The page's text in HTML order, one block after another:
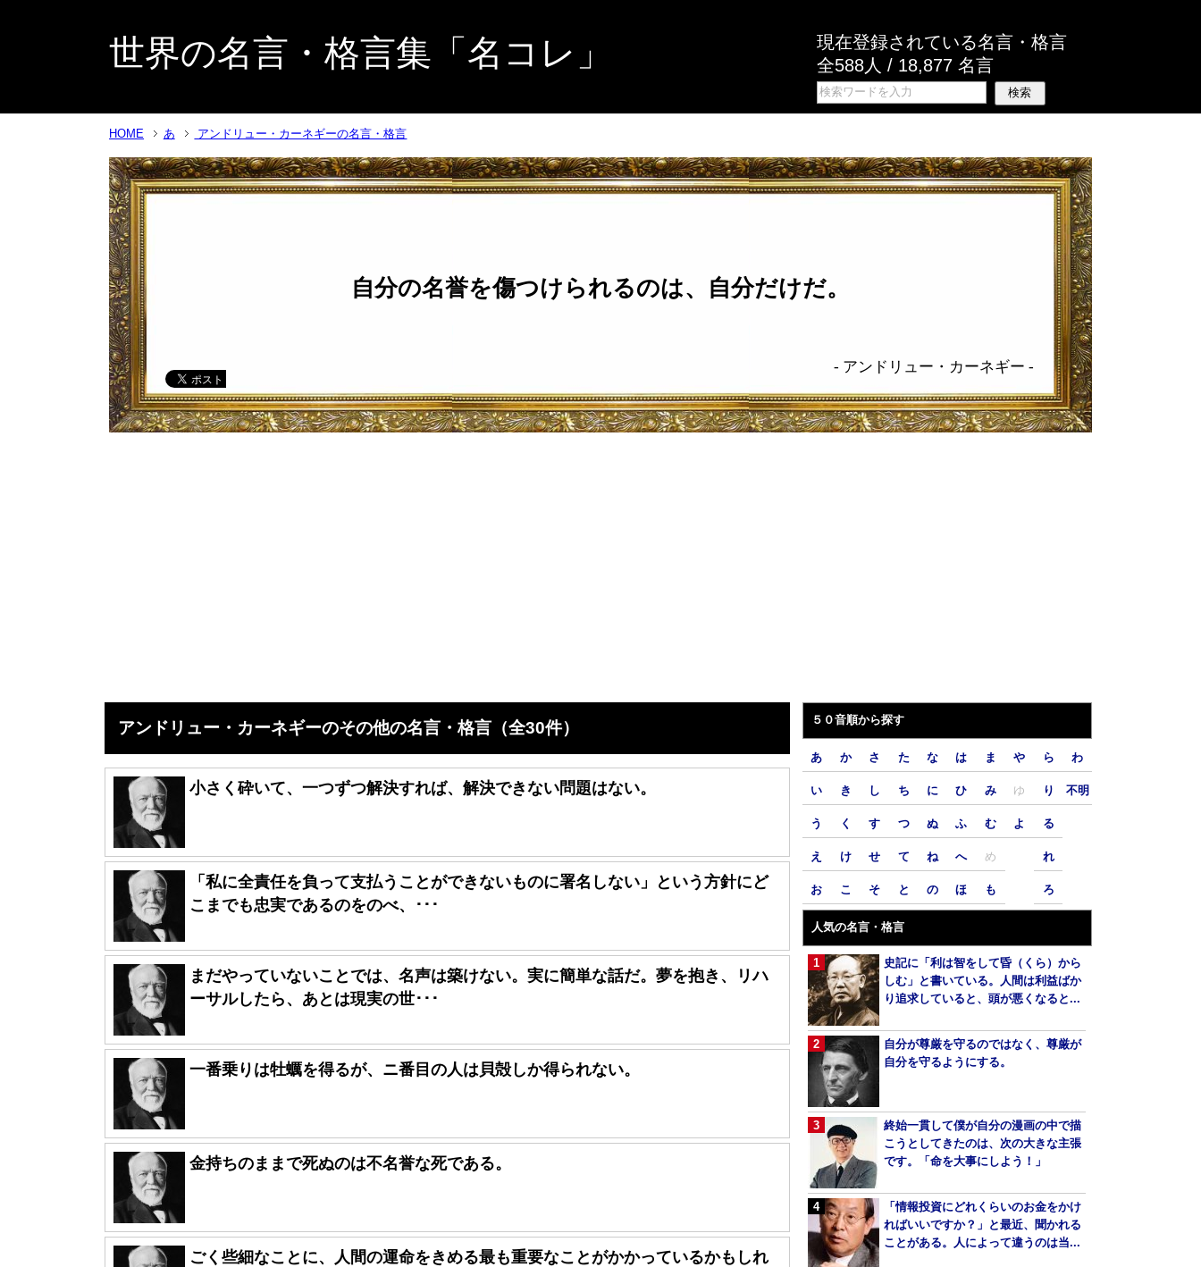
世界の名言・格言集「名コレ」
現在登録されている名言・格言
全588人 / 18,877 名言
HOME あ アンドリュー・カーネギーの名言・格言
自分の名誉を傷つけられるのは、自分だけだ。
- アンドリュー・カーネギー -
アンドリュー・カーネギーのその他の名言・格言（全30件）
小さく砕いて、一つずつ解決すれば、解決できない問題はない。
「私に全責任を負って支払うことができないものに署名しない」という方針にど
こまでも忠実であるのをのべ、･･･
まだやっていないことでは、名声は築けない。実に簡単な話だ。夢を抱き、リハ
ーサルしたら、あとは現実の世･･･
一番乗りは牡蠣を得るが、ニ番目の人は貝殻しか得られない。
金持ちのままで死ぬのは不名誉な死である。
ごく些細なことに、人間の運命をきめる最も重要なことがかかっているかもしれ
５０音順から探す
あ
い
う
え
お
か
き
く
け
こ
さ
し
す
せ
そ
た
ち
つ
て
と
な
に
ぬ
ね
の
は
ひ
ふ
へ
ほ
ま
み
む
め
も
や
ゆ
よ
ら
り
る
れ
ろ
わ
不明
人気の名言・格言
史記に「利は智をして昏（くら）から
しむ」と書いている。人間は利益ばか
り追求していると、頭が悪くなると...
自分が尊厳を守るのではなく、尊厳が
自分を守るようにする。
終始一貫して僕が自分の漫画の中で描
こうとしてきたのは、次の大きな主張
です。「命を大事にしよう！」
「情報投資にどれくらいのお金をかけ
ればいいですか？」と最近、聞かれる
ことがある。人によって違うのは当...